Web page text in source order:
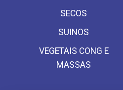
SECOS
SUINOS
VEGETAIS CONG E
MASSAS